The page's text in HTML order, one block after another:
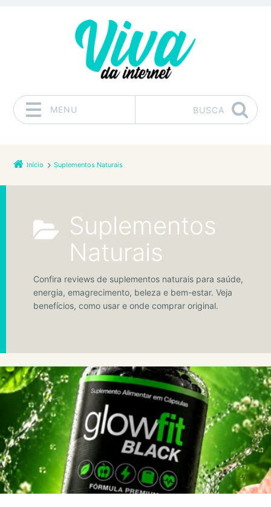
MENU BUSCA
Início Suplementos Naturais
Suplementos
Naturais
Confira reviews de suplementos naturais para saúde,
energia, emagrecimento, beleza e bem-estar. Veja
benefícios, como usar e onde comprar original.